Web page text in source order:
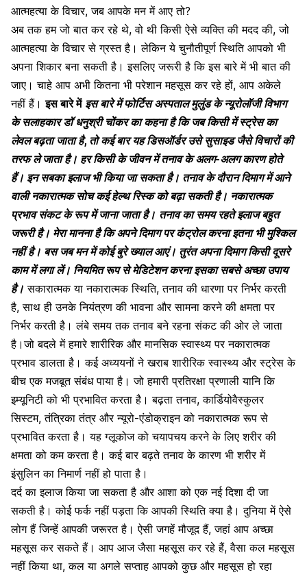
आत्महत्या के विचार, जब आपके मन में आए तो?
अब तक हम जो बात कर रहे थे, वो थी किसी ऐसे व्यक्ति की मदद की, जो
आत्महत्या के विचार से ग्रस्त है। लेकिन ये चुनौतीपूर्ण स्थिति आपको भी
अपना शिकार बना सकती है। इसलिए जरूरी है कि इस बारे में भी बात की
जाए। चाहे आप अभी कितना भी परेशान महसूस कर रहे हों, आप अकेले
नहीं हैं।इस बारे में इस बारे मेंफोर्टिस अस्पताल मुलुंड के न्यूरोलॉजी विभाग
के सलाहकार डॉ धनुश्री चोंकर का कहना है कि जब किसी में स्ट्रेस का
लेवल बढ़ता जाता है, तो कई बार यह डिसऑर्डर उसे सुसाइड जैसे विचारों की
तरफ ले जाता है। हर किसी के जीवन में तनाव के अलग-अलग कारण होते
हैं। इन सबका इलाज भी किया जा सकता है। तनाव के दौरान दिमाग में आने
वाली नकारात्मक सोच कई हेल्थ रिस्क को बढ़ा सकती है। नकारात्मक
प्रभाव संकट के रूप में जाना जाता है। तनाव का समय रहते इलाज बहुत
जरूरी है। मेरा मानना है कि अपने दिमाग पर कंट्रोल करना इतना भी मुश्किल
नहीं है। बस जब मन में कोई बुरे ख्याल आएं। तुरंत अपना दिमाग किसी दूसरे
काम में लगा लें। नियमित रूप से मेडिटेशन करना इसका सबसे अच्छा उपाय
है। सकारात्मक या नकारात्मक स्थिति, तनाव की धारणा पर निर्भर करती
है, साथ ही उनके नियंत्रण की भावना और सामना करने की क्षमता पर
निर्भर करती है। लंबे समय तक तनाव बने रहना संकट की ओर ले जाता
है।जो बदले में हमारेशारीरिक और मानसिक स्वास्थ्य पर नकारात्मक
प्रभाव डालता है। कई अध्ययनों ने खराब शारीरिक स्वास्थ्य और स्ट्रेस के
बीच एक मजबूत संबंध पाया है। जो हमारी प्रतिरक्षा प्रणाली यानि कि
इम्यूनिटी को भी प्रभावित करता है। बढ़ता तनाव, कार्डियोवैस्कुलर
सिस्टम, तंत्रिका तंत्र और न्यूरो-एंडोक्राइन को नकारात्मक रूप से
प्रभावित करता है। यह ग्लूकोज को चयापचय करने के लिए शरीर की
क्षमता को कम करता है। कई बार बढ़ते तनाव के कारण भी शरीर में
इंसुलिन का निमार्ण नहीं हो पाता है।
दर्द का इलाज किया जा सकता है और आशा को एक नई दिशा दी जा
सकती है। कोई फर्क नहीं पड़ता कि आपकी स्थिति क्या है। दुनिया में ऐसे
लोग हैं जिन्हें आपकी जरूरत है। ऐसी जगहें मौजूद हैं, जहां आप अच्छा
महसूस कर सकते हैं। आप आज जैसा महसूस कर रहे हैं, वैसा कल महसूस
नहीं किया था, कल या अगले सप्ताह आपको कुछ और महसूस हो रहा